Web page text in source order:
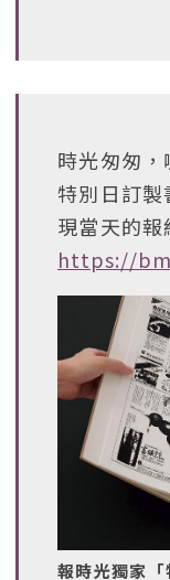
時光匆匆
特別日訂
現當天的
https://
報時光獨家